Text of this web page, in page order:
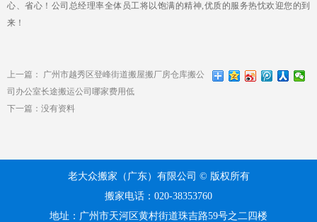
心、省心！公司总经理率全体员工将以饱满的精神,优质的服务热忱欢迎您的到
来！
上一篇： 广州市越秀区登峰街道搬屋搬厂房仓库搬公
司办公室长途搬运公司哪家费用低
下一篇： 没有资料
老大众搬家（广东）有限公司 © 版权所有
搬家电话：020-38353760
地址：广州市天河区黄村街道珠吉路59号之二四楼